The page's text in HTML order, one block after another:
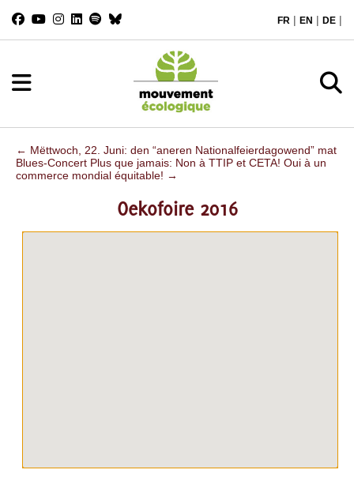
FR | EN | DE |
← Mëttwoch, 22. Juni: den “aneren Nationalfeierdagowend” mat
Blues-Concert Plus que jamais: Non à TTIP et CETA! Oui à un
commerce mondial équitable! →
Oekofoire 2016